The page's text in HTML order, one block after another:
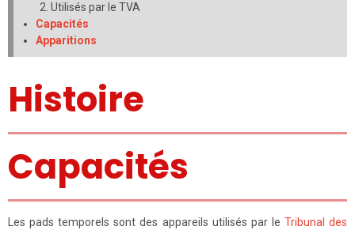
Utilisés par le TVA
Capacités
Apparitions
Histoire
Capacités
Les pads temporels sont des appareils utilisés par le Tribunal des